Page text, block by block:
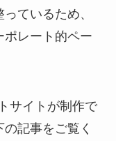
ているため、
ポレート的ペー
サイトが制作で
記事をご覧く